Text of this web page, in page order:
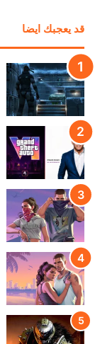
قد يعجبك ايضا